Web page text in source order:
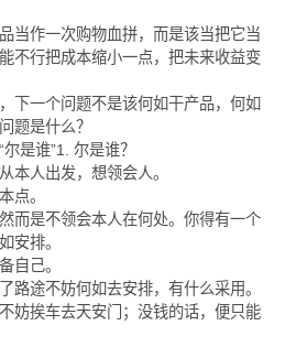
当作一次购物血拼，而是该当把它当
不行把成本缩小一点，把未来收益变
下一个问题不是该何如干产品，何如
题是什么？
是谁”1. 尔是谁？
本人出发，想领会人。
点。
而是不领会本人在何处。你得有一个
安排。
自己。
路途不妨何如去安排，有什么采用。
妨挨车去天安门；没钱的话，便只能